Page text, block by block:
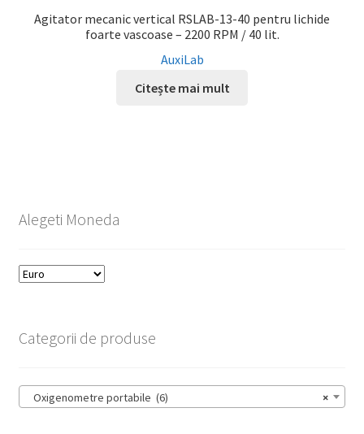
Agitator mecanic vertical RSLAB-13-40 pentru lichide
foarte vascoase – 2200 RPM / 40 lit.
AuxiLab
Citește mai mult
Alegeti Moneda
Categorii de produse
×
Oxigenometre portabile (6)